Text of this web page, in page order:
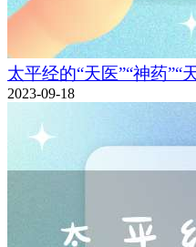
太平经的“天医”“神药”“
2023-09-18